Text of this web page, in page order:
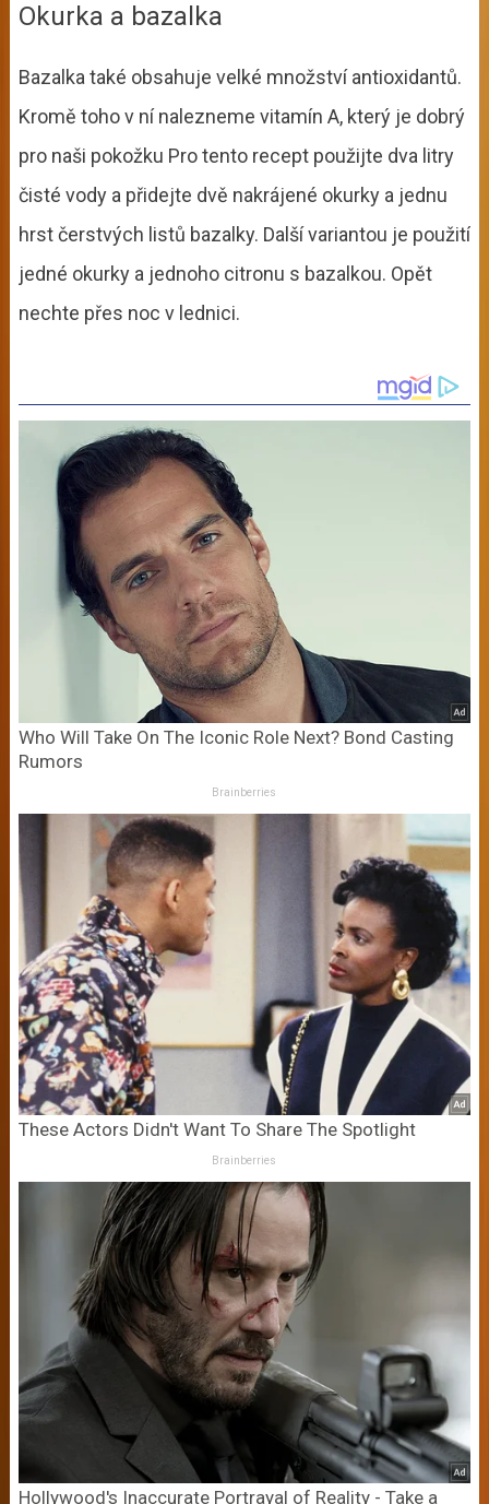
Okurka a bazalka
Bazalka také obsahuje velké množství antioxidantů.
Kromě toho v ní nalezneme vitamín A, který je dobrý
pro naši pokožku Pro tento recept použijte dva litry
čisté vody a přidejte dvě nakrájené okurky a jednu
hrst čerstvých listů bazalky. Další variantou je použití
jedné okurky a jednoho citronu s bazalkou. Opět
nechte přes noc v lednici.
Who Will Take On The Iconic Role Next? Bond Casting
Rumors
Brainberries
These Actors Didn't Want To Share The Spotlight
Brainberries
Hollywood's Inaccurate Portrayal of Reality - Take a